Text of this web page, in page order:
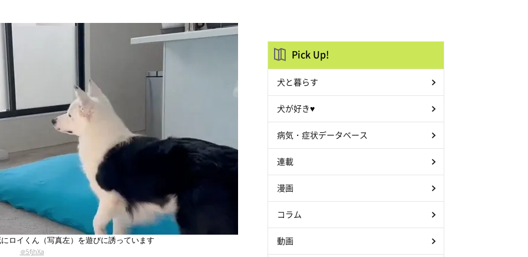
ロイくん（写真左）を遊びに誘っています
＠5fjhXa
Pick Up!
犬と暮らす
犬が好き♥
病気・症状データベース
連載
漫画
コラム
動画